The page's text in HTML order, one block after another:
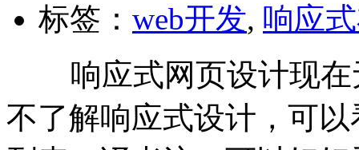
标签： web开发, 响应
响应式网页设计现在
不了解响应式设计，可